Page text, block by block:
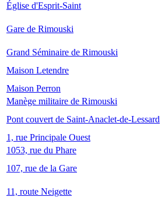
Église d'Esprit-Saint
Gare de Rimouski
Grand Séminaire de Rimouski
Maison Letendre
Maison Perron
Manège militaire de Rimouski
Pont couvert de Saint-Anaclet-de-Lessard
1, rue Principale Ouest
1053, rue du Phare
107, rue de la Gare
11, route Neigette